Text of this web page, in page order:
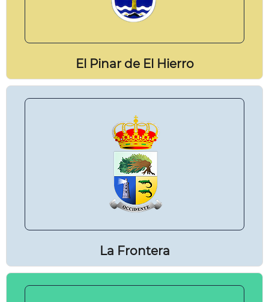
El Pinar de El Hierro
La Frontera